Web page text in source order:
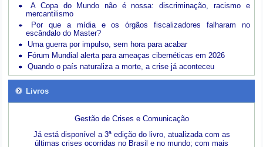
A Copa do Mundo não é nossa: discriminação, racismo e
mercantilismo
Por que a mídia e os órgãos fiscalizadores falharam no
escândalo do Master?
Uma guerra por impulso, sem hora para acabar
Fórum Mundial alerta para ameaças cibernéticas em 2026
Quando o país naturaliza a morte, a crise já aconteceu
Livros
Gestão de Crises e Comunicação
Já está disponível a 3ª edição do livro, atualizada com as
últimas crises ocorridas no Brasil e no mundo; com mais